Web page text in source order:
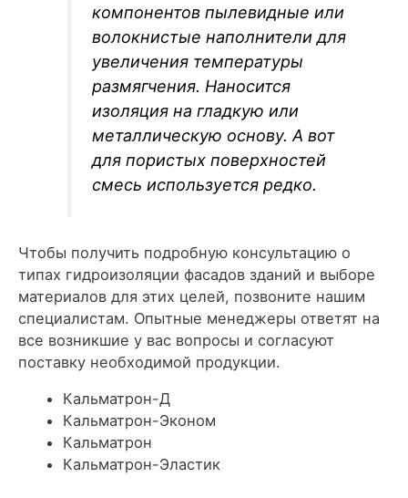
компонентов пылевидные или
волокнистые наполнители для
увеличения температуры
размягчения. Наносится
изоляция на гладкую или
металлическую основу. А вот
для пористых поверхностей
смесь используется редко.
Чтобы получить подробную консультацию о
типах гидроизоляции фасадов зданий и выборе
материалов для этих целей, позвоните нашим
специалистам. Опытные менеджеры ответят на
все возникшие у вас вопросы и согласуют
поставку необходимой продукции.
Кальматрон-Д
Кальматрон-Эконом
Кальматрон
Кальматрон-Эластик